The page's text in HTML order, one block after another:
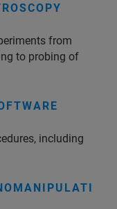
from
to probing of
including